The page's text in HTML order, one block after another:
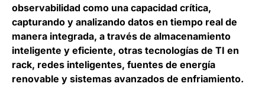
observabilidad como una capacidad crítica,
capturando y analizando datos en tiempo real de
manera integrada, a través de almacenamiento
inteligente y eficiente, otras tecnologías de TI en
rack, redes inteligentes, fuentes de energía
renovable y sistemas avanzados de enfriamiento.